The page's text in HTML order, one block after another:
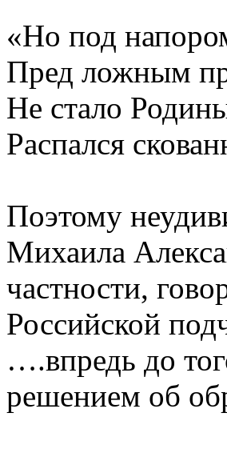
«Но под
Пред ложным
Не стало
Распался
Поэтому
Михаила
частности,
Российской
….впредь до
решением об